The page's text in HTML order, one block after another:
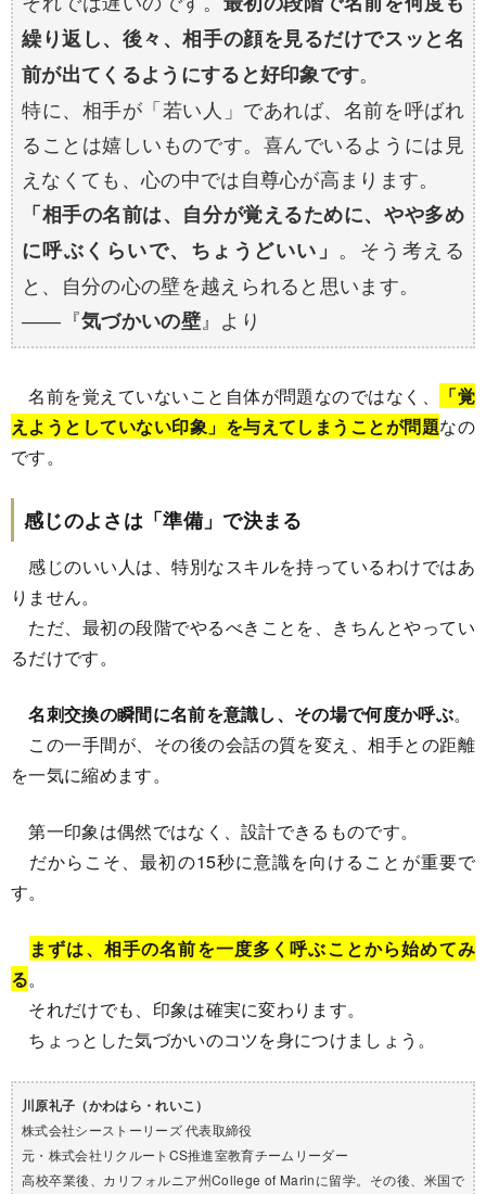
繰り返し、後々、相手の顔を見るだけでスッと名
前が出てくるようにすると好印象です。
特に、相手が「若い人」であれば、名前を呼ばれ
ることは嬉しいものです。喜んでいるようには見
えなくても、心の中では自尊心が高まります。
「相手の名前は、自分が覚えるために、やや多め
に呼ぶくらいで、ちょうどいい」 。そう考える
と、自分の心の壁を越えられると思います。
――『気づかいの壁』より
名前を覚えていないこと自体が問題なのではなく、
「覚
えようとしていない印象」を与えてしまうことが問題なの
です。
感じのよさは「準備」で決まる
感じのいい人は、特別なスキルを持っているわけではあ
りません。
ただ、最初の段階でやるべきことを、きちんとやってい
るだけです。
名刺交換の瞬間に名前を意識し、その場で何度か呼ぶ。
この一手間が、その後の会話の質を変え、相手との距離
を一気に縮めます。
第一印象は偶然ではなく、設計できるものです。
だからこそ、最初の15秒に意識を向けることが重要で
す。
まずは、相手の名前を一度多く呼ぶことから始めてみ
る。
それだけでも、印象は確実に変わります。
ちょっとした気づかいのコツを身につけましょう。
川原礼子（かわはら・れいこ）
株式会社シーストーリーズ 代表取締役
元・株式会社リクルートCS推進室教育チームリーダー
高校卒業後、カリフォルニア州College of Marinに留学。その後、米国で